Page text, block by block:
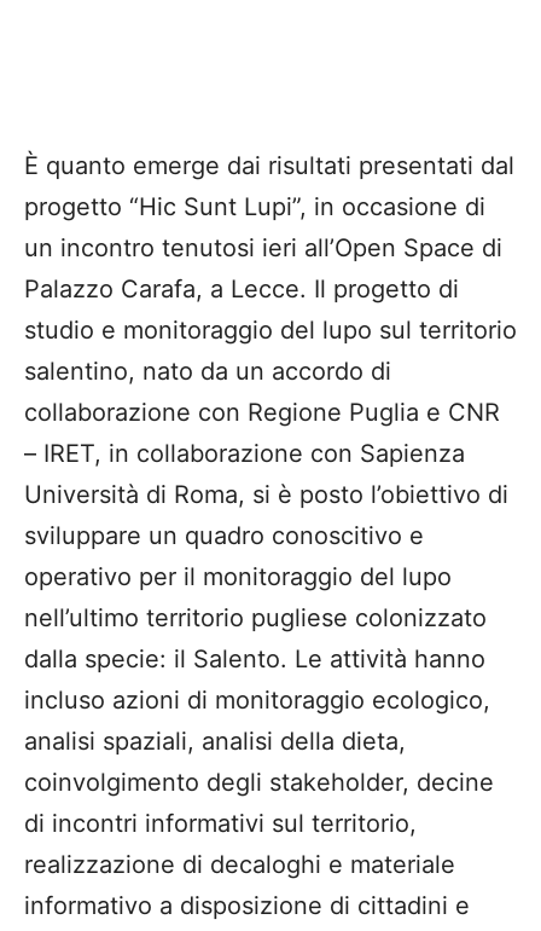
È quanto emerge dai risultati presentati dal
progetto “Hic Sunt Lupi”, in occasione di
un incontro tenutosi ieri all’Open Space di
Palazzo Carafa, a Lecce. Il progetto di
studio e monitoraggio del lupo sul territorio
salentino, nato da un accordo di
collaborazione con Regione Puglia e CNR
– IRET, in collaborazione con Sapienza
Università di Roma, si è posto l’obiettivo di
sviluppare un quadro conoscitivo e
operativo per il monitoraggio del lupo
nell’ultimo territorio pugliese colonizzato
dalla specie: il Salento. Le attività hanno
incluso azioni di monitoraggio ecologico,
analisi spaziali, analisi della dieta,
coinvolgimento degli stakeholder, decine
di incontri informativi sul territorio,
realizzazione di decaloghi e materiale
informativo a disposizione di cittadini e